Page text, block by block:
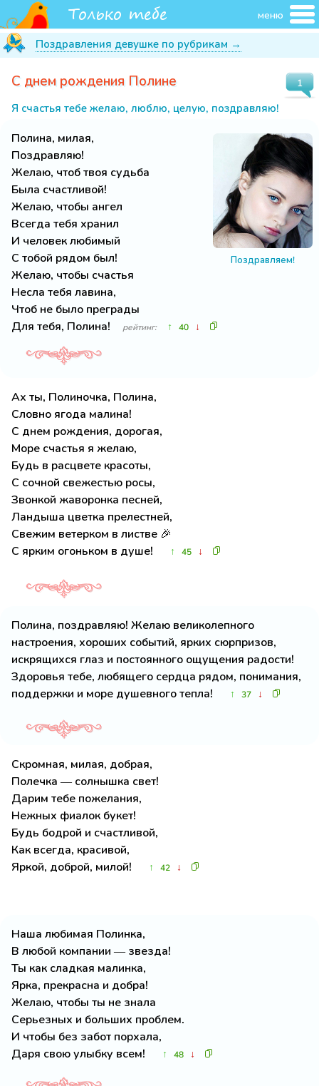
меню
Поздравления девушке по рубрикам →
1
С днем рождения Полине
Я счастья тебе желаю, люблю, целую, поздравляю!
Поздравляем!
Полина, милая,
Поздравляю!
Желаю, чтоб твоя судьба
Была счастливой!
Желаю, чтобы ангел
Всегда тебя хранил
И человек любимый
С тобой рядом был!
Желаю, чтобы счастья
Несла тебя лавина,
Чтоб не было преграды
Для тебя, Полина!
рейтинг: ↑ 40 ↓
Ах ты, Полиночка, Полина,
Словно ягода малина!
С днем рождения, дорогая,
Море счастья я желаю,
Будь в расцвете красоты,
С сочной свежестью росы,
Звонкой жаворонка песней,
Ландыша цветка прелестней,
Свежим ветерком в листве 🎉
С ярким огоньком в душе!
↑ 45 ↓
Полина, поздравляю! Желаю великолепного
настроения, хороших событий, ярких сюрпризов,
искрящихся глаз и постоянного ощущения радости!
Здоровья тебе, любящего сердца рядом, понимания,
поддержки и море душевного тепла!
↑ 37 ↓
Скромная, милая, добрая,
Полечка — солнышка свет!
Дарим тебе пожелания,
Нежных фиалок букет!
Будь бодрой и счастливой,
Как всегда, красивой,
Яркой, доброй, милой!
↑ 42 ↓
Наша любимая Полинка,
В любой компании — звезда!
Ты как сладкая малинка,
Ярка, прекрасна и добра!
Желаю, чтобы ты не знала
Серьезных и больших проблем.
И чтобы без забот порхала,
Даря свою улыбку всем!
↑ 48 ↓